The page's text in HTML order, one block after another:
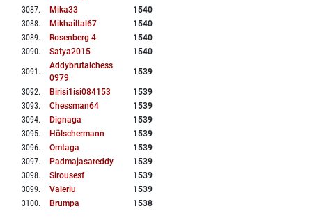
3087. Mika33
1540
3088. Mikhailtal67
1540
3089. Rosenberg 4
1540
3090. Satya2015 1540
3091 .
Addybrutalchess
0979
1539
3092. Birisi1isi084153
1539
3093. Chessman64
1539
3094. Dignaga
1539
3095. Hölschermann
1539
3096. Omtaga
1539
3097. Padmajasareddy
1539
3098. Sirousesf
1539
3099. Valeriu
1539
3100. Brumpa 1538